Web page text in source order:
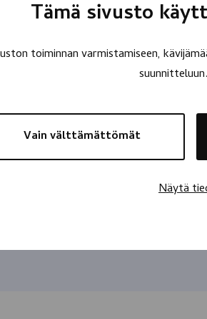
Tämä sivusto
toiminnan varmistamiseen,
suunnitteluun.
Vain välttämättömät
Näytä